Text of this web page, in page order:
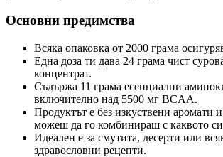
Основни предимства
Всяка опаковка от 2000 грама
Една доза ти дава 24 грама чист
концентрат.
Съдържа 11 грама есенциални
включително над 5500 мг BCAA.
Продуктът е без изкуствени аромати
можеш да го комбинираш с каквото
Идеален е за смутита, десерти или
здравословни рецепти.